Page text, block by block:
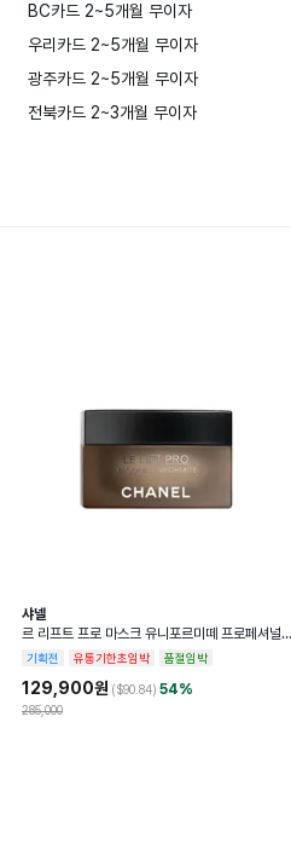
BC카드 2~5개월 무이자
우리카드 2~5개월 무이자
광주카드 2~5개월 무이자
전북카드 2~3개월 무이자
샤넬
르 리프트 프로 마스크 유니포르미떼 프로페셔널
리프팅 마스크
기획전 유통기한초임박 품절임박
129,900원 ($90.84) 54%
285,000